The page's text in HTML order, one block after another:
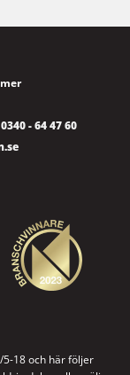
0340 - 64 47 60
5-18 och här följer